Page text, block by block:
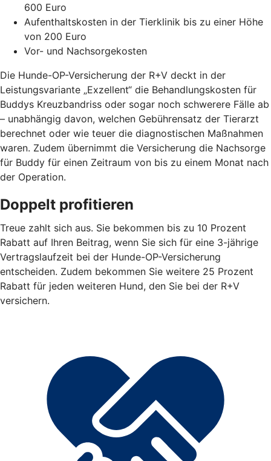
600 Euro
Aufenthaltskosten in der Tierklinik bis zu einer Höhe
von 200 Euro
Vor- und Nachsorgekosten
Die Hunde-OP-Versicherung der R+V deckt in der
Leistungsvariante „Exzellent“ die Behandlungskosten für
Buddys Kreuzbandriss oder sogar noch schwerere Fälle ab
– unabhängig davon, welchen Gebührensatz der Tierarzt
berechnet oder wie teuer die diagnostischen Maßnahmen
waren. Zudem übernimmt die Versicherung die Nachsorge
für Buddy für einen Zeitraum von bis zu einem Monat nach
der Operation.
Doppelt profitieren
Treue zahlt sich aus. Sie bekommen bis zu 10 Prozent
Rabatt auf Ihren Beitrag, wenn Sie sich für eine 3-jährige
Vertragslaufzeit bei der Hunde-OP-Versicherung
entscheiden. Zudem bekommen Sie weitere 25 Prozent
Rabatt für jeden weiteren Hund, den Sie bei der R+V
versichern.